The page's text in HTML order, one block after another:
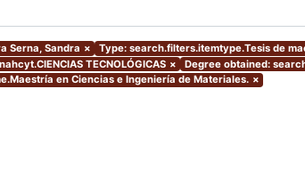
Serna, Sandra × Type: search.filters.itemtype.Tesis de
TECNOLÓGICAS × Degree obtained:
en Ciencias e Ingeniería de Materiales. ×